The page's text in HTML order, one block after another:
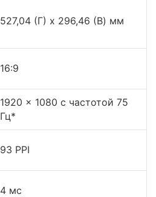
527,04 (Г) x 296,46 (В) мм
16:9
1920 x 1080 с частотой 75
Гц*
93 PPI
4 мс